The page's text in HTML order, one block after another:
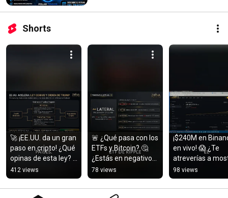
Shorts
🚀 ¡EE.UU. da un gran
paso en cripto! ¿Qué
opinas de esta ley?
💰👇 #Cripto
#Stablecoins
412 views
🚨 ¿Qué pasa con los
ETFs y Bitcoin? 🤔
¿Estás en negativo?
💸 Comenta abajo
78 views
¡$240M en
en vivo! 😱 ¿Te
atreverías a
tu cuenta? 💸
#Transparencia
#Binance
98 views